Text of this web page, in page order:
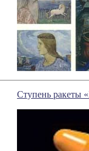
Ступень ракеты